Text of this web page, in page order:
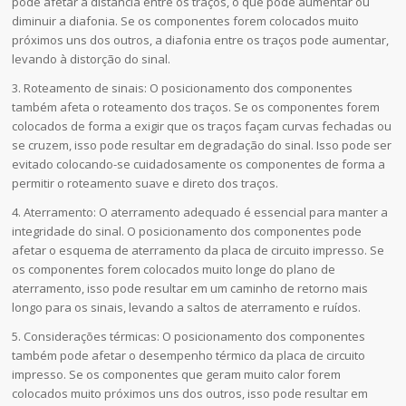
diminuir a diafonia. Se os componentes forem colocados muito
próximos uns dos outros, a diafonia entre os traços pode aumentar,
levando à distorção do sinal.
3. Roteamento de sinais: O posicionamento dos componentes
também afeta o roteamento dos traços. Se os componentes forem
colocados de forma a exigir que os traços façam curvas fechadas ou
se cruzem, isso pode resultar em degradação do sinal. Isso pode ser
evitado colocando-se cuidadosamente os componentes de forma a
permitir o roteamento suave e direto dos traços.
4. Aterramento: O aterramento adequado é essencial para manter a
integridade do sinal. O posicionamento dos componentes pode
afetar o esquema de aterramento da placa de circuito impresso. Se
os componentes forem colocados muito longe do plano de
aterramento, isso pode resultar em um caminho de retorno mais
longo para os sinais, levando a saltos de aterramento e ruídos.
5. Considerações térmicas: O posicionamento dos componentes
também pode afetar o desempenho térmico da placa de circuito
impresso. Se os componentes que geram muito calor forem
colocados muito próximos uns dos outros, isso pode resultar em